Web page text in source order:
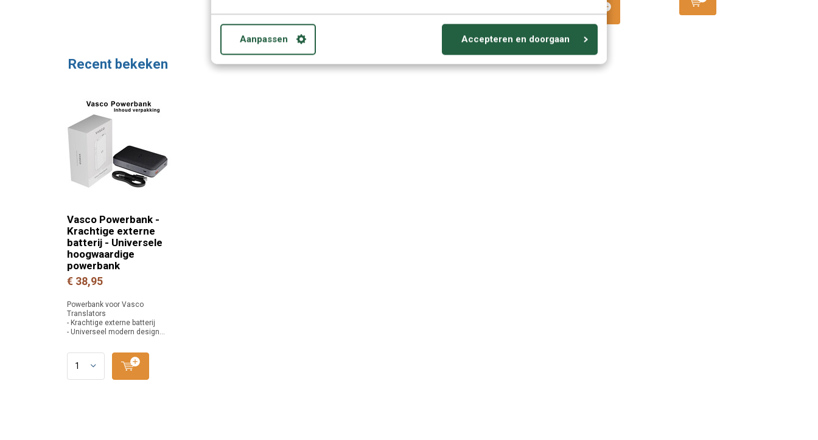
Aanpassen Accepteren en doorgaan
Recent bekeken
Vasco Powerbank -
Krachtige externe
batterij - Universele
hoogwaardige
powerbank
€ 38,95
Powerbank voor Vasco
Translators
- Krachtige externe batterij
- Universeel modern design...